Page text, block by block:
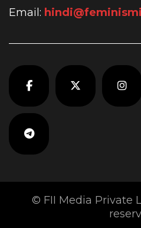
Email:
© FII Media Private